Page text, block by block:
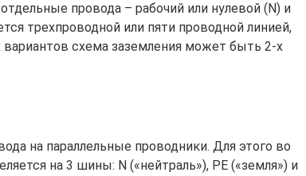
провода – рабочий или нулевой (N) и
трехпроводной или пяти проводной линией,
схема заземления может быть 2-х
на параллельные проводники. Для этого во
на 3 шины: N («нейтраль»), РЕ («земля») и